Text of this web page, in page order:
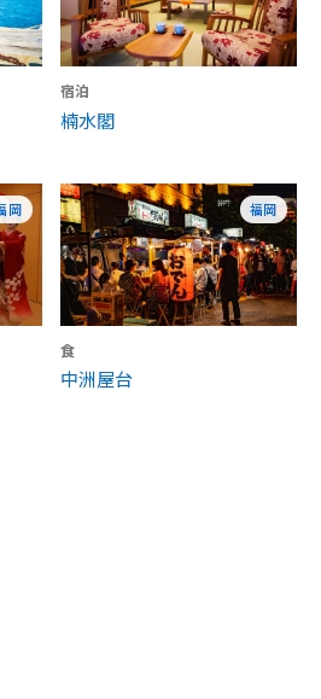
宿泊
楠水閣
岡 福岡
食
中洲屋台